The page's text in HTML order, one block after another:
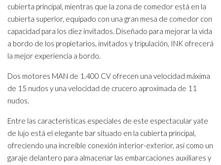
cubierta principal, mientras que la zona de comedor está en la
cubierta superior, equipado con una gran mesa de comedor con
capacidad para los diez invitados. Diseñado para mejorar la vida
a bordo de los propietarios, invitados y tripulación, INK ofrecerá
la mejor experiencia a bordo.
Dos motores MAN de 1.400 CV ofrecen una velocidad máxima
de 15 nudos y una velocidad de crucero aproximada de 11
nudos.
Entre las características especiales de este espectacular yate
de lujo está el elegante bar situado en la cubierta principal,
ofreciendo una increíble conexión interior-exterior, así como un
garaje delantero para almacenar las embarcaciones auxiliares y